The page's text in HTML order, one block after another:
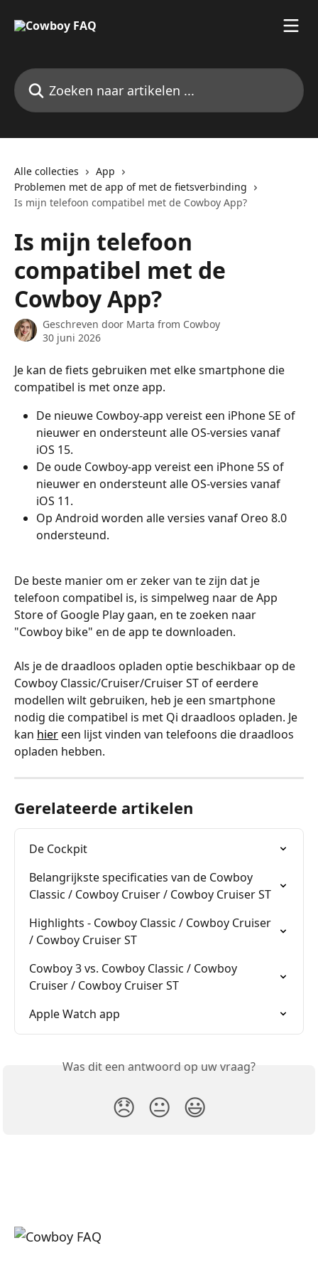
Zoeken naar artikelen ...
Alle collecties
App
Problemen met de app of met de fietsverbinding
Is mijn telefoon compatibel met de Cowboy App?
Is mijn telefoon
compatibel met de
Cowboy App?
Geschreven door Marta from Cowboy
30 juni 2026
Je kan de fiets gebruiken met elke smartphone die
compatibel is met onze app.
De nieuwe Cowboy-app vereist een iPhone SE of
nieuwer en ondersteunt alle OS-versies vanaf
iOS 15.
De oude Cowboy-app vereist een iPhone 5S of
nieuwer en ondersteunt alle OS-versies vanaf
iOS 11.
Op Android worden alle versies vanaf Oreo 8.0
ondersteund.
De beste manier om er zeker van te zijn dat je
telefoon compatibel is, is simpelweg naar de App
Store of Google Play gaan, en te zoeken naar
"Cowboy bike" en de app te downloaden.
﻿Als je de draadloos opladen optie beschikbaar op de
Cowboy Classic/Cruiser/Cruiser ST of eerdere
modellen wilt gebruiken, heb je een smartphone
nodig die compatibel is met Qi draadloos opladen. Je
kan hier een lijst vinden van telefoons die draadloos
opladen hebben.
Gerelateerde artikelen
De Cockpit
Belangrijkste specificaties van de Cowboy
Classic / Cowboy Cruiser / Cowboy Cruiser ST
Highlights - Cowboy Classic / Cowboy Cruiser
/ Cowboy Cruiser ST
Cowboy 3 vs. Cowboy Classic / Cowboy
Cruiser / Cowboy Cruiser ST
Apple Watch app
Was dit een antwoord op uw vraag?
😞 😐 😃